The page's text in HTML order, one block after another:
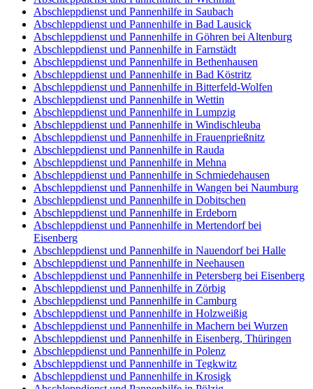
Abschleppdienst und Pannenhilfe in Saubach
Abschleppdienst und Pannenhilfe in Bad Lausick
Abschleppdienst und Pannenhilfe in Göhren bei Altenburg
Abschleppdienst und Pannenhilfe in Farnstädt
Abschleppdienst und Pannenhilfe in Bethenhausen
Abschleppdienst und Pannenhilfe in Bad Köstritz
Abschleppdienst und Pannenhilfe in Bitterfeld-Wolfen
Abschleppdienst und Pannenhilfe in Wettin
Abschleppdienst und Pannenhilfe in Lumpzig
Abschleppdienst und Pannenhilfe in Windischleuba
Abschleppdienst und Pannenhilfe in Frauenprießnitz
Abschleppdienst und Pannenhilfe in Rauda
Abschleppdienst und Pannenhilfe in Mehna
Abschleppdienst und Pannenhilfe in Schmiedehausen
Abschleppdienst und Pannenhilfe in Wangen bei Naumburg
Abschleppdienst und Pannenhilfe in Dobitschen
Abschleppdienst und Pannenhilfe in Erdeborn
Abschleppdienst und Pannenhilfe in Mertendorf bei
Eisenberg
Abschleppdienst und Pannenhilfe in Nauendorf bei Halle
Abschleppdienst und Pannenhilfe in Neehausen
Abschleppdienst und Pannenhilfe in Petersberg bei Eisenberg
Abschleppdienst und Pannenhilfe in Zörbig
Abschleppdienst und Pannenhilfe in Camburg
Abschleppdienst und Pannenhilfe in Holzweißig
Abschleppdienst und Pannenhilfe in Machern bei Wurzen
Abschleppdienst und Pannenhilfe in Eisenberg, Thüringen
Abschleppdienst und Pannenhilfe in Polenz
Abschleppdienst und Pannenhilfe in Tegkwitz
Abschleppdienst und Pannenhilfe in Krosigk